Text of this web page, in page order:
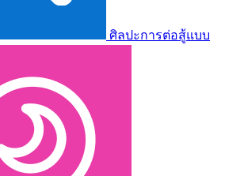
ศิลปะการต่อสู้แบบ